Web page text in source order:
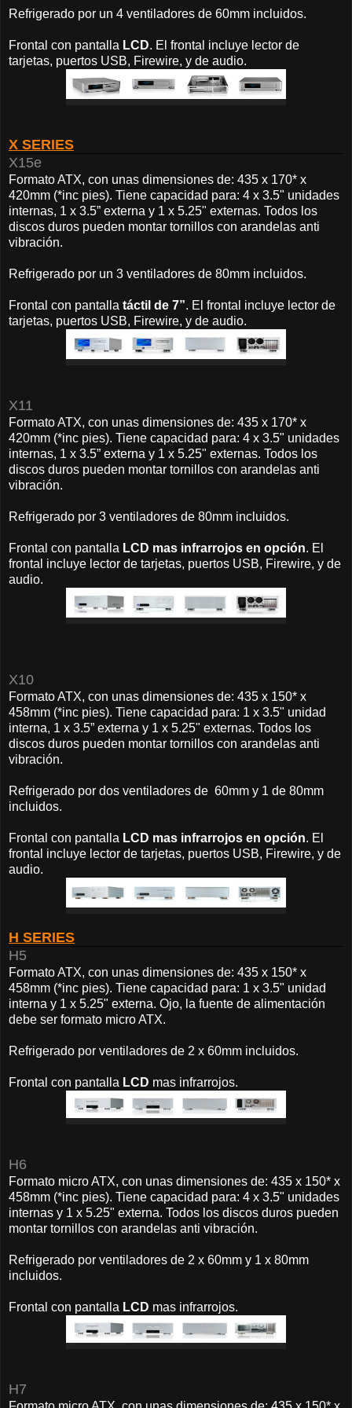
Refrigerado por un 4 ventiladores de 60mm incluidos.
Frontal con pantalla LCD. El frontal incluye lector de
tarjetas, puertos USB, Firewire, y de audio.
X SERIES
X15e
Formato ATX, con unas dimensiones de: 435 x 170* x
420mm (*inc pies). Tiene capacidad para: 4 x 3.5" unidades
internas, 1 x 3.5” externa y 1 x 5.25" externas. Todos los
discos duros pueden montar tornillos con arandelas anti
vibración.
Refrigerado por un 3 ventiladores de 80mm incluidos.
Frontal con pantalla táctil de 7”. El frontal incluye lector de
tarjetas, puertos USB, Firewire, y de audio.
X11
Formato ATX, con unas dimensiones de: 435 x 170* x
420mm (*inc pies). Tiene capacidad para: 4 x 3.5" unidades
internas, 1 x 3.5” externa y 1 x 5.25" externas. Todos los
discos duros pueden montar tornillos con arandelas anti
vibración.
Refrigerado por 3 ventiladores de 80mm incluidos.
Frontal con pantalla LCD mas infrarrojos en opción. El
frontal incluye lector de tarjetas, puertos USB, Firewire, y de
audio.
X10
Formato ATX, con unas dimensiones de: 435 x 150* x
458mm (*inc pies). Tiene capacidad para: 1 x 3.5" unidad
interna, 1 x 3.5” externa y 1 x 5.25" externas. Todos los
discos duros pueden montar tornillos con arandelas anti
vibración.
Refrigerado por dos ventiladores de 60mm y 1 de 80mm
incluidos.
Frontal con pantalla LCD mas infrarrojos en opción. El
frontal incluye lector de tarjetas, puertos USB, Firewire, y de
audio.
H SERIES
H5
Formato ATX, con unas dimensiones de: 435 x 150* x
458mm (*inc pies). Tiene capacidad para: 1 x 3.5" unidad
interna y 1 x 5.25" externa. Ojo, la fuente de alimentación
debe ser formato micro ATX.
Refrigerado por ventiladores de 2 x 60mm incluidos.
Frontal con pantalla LCD mas infrarrojos.
H6
Formato micro ATX, con unas dimensiones de: 435 x 150* x
458mm (*inc pies). Tiene capacidad para: 4 x 3.5" unidades
internas y 1 x 5.25" externa. Todos los discos duros pueden
montar tornillos con arandelas anti vibración.
Refrigerado por ventiladores de 2 x 60mm y 1 x 80mm
incluidos.
Frontal con pantalla LCD mas infrarrojos.
H7